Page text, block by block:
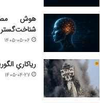
هوش
شناخت‌گستر
۱۴۰۵-۰۵-۰۶
ریاکاریِ
۱۴۰۵-۰۴-۲۷